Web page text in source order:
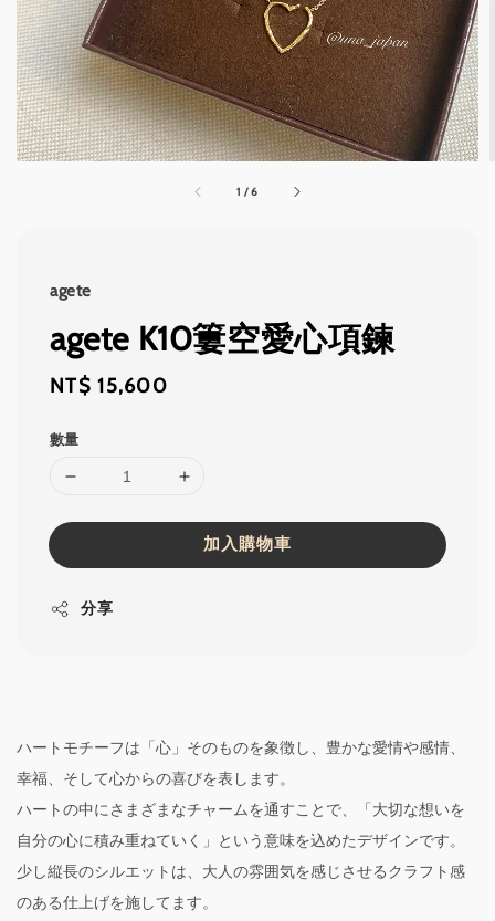
1 /6
agete
agete K10簍空愛心項鍊
Regular
NT$ 15,600
數量
加入購物車
分享
ハートモチーフは「心」そのものを象徴し、豊かな愛情や感情、
幸福、そして心からの喜びを表します。
ハートの中にさまざまなチャームを通すことで、「大切な想いを
自分の心に積み重ねていく」という意味を込めたデザインです。
少し縦長のシルエットは、大人の雰囲気を感じさせるクラフト感
のある仕上げを施してます。